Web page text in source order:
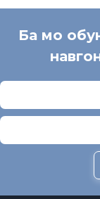
Ба мо